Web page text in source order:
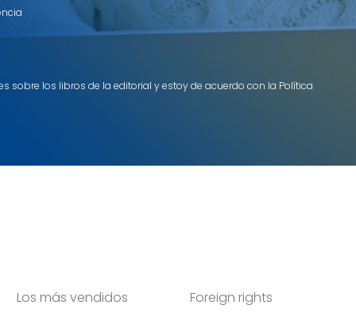
sobre los libros de la editorial y estoy de acuerdo con la Política
Los más vendidos
Foreign rights